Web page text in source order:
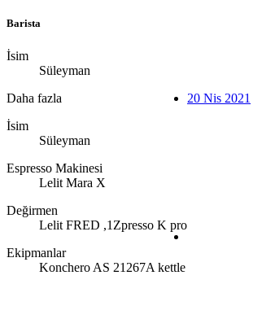
Barista
İsim
Süleyman
Daha fazla
İsim
Süleyman
Espresso Makinesi
Lelit Mara X
Değirmen
Lelit FRED ,1Zpresso K pro
Ekipmanlar
Konchero AS 21267A kettle
20 Nis 2021